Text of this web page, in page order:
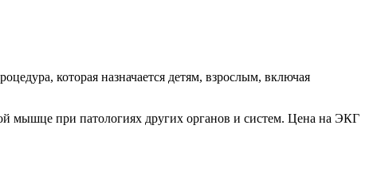
которая назначается детям, взрослым, включая
мышце при патологиях других органов и систем. Цена на ЭКГ